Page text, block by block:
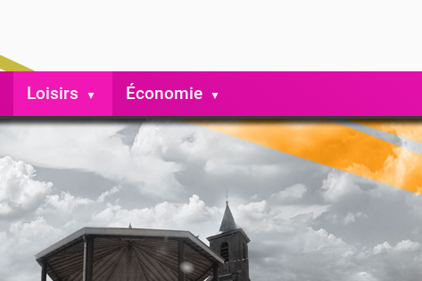
Loisirs Économie